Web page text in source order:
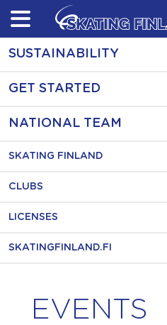
Skip
content
SUSTAINABILITY
GET STARTED
NATIONAL TEAM
SKATING FINLAND
CLUBS
LICENSES
SKATINGFINLAND.FI
EVENTS